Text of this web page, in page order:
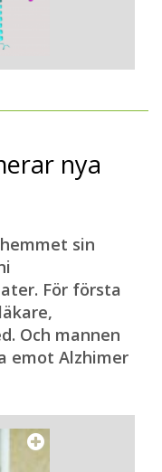
nya
sin
För första
Och mannen
emot Alzhimer